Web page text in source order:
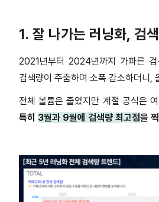
1. 잘 나가는 러닝화, 검
2021년부터 2024년까지 가파른
검색량이 주춤하며 소폭 감소하더니 ,
전체 볼륨은 줄었지만 계절 공식은
특히 3월과 9월에 검색량 최고점을